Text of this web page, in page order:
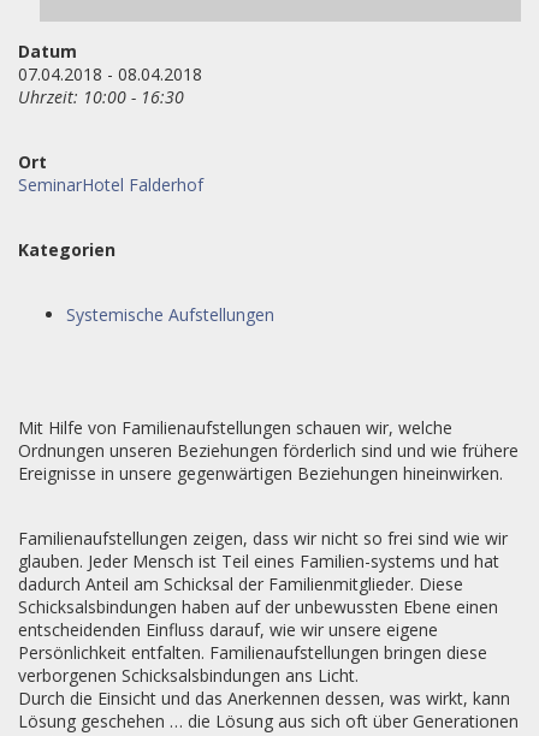
Datum
07.04.2018 - 08.04.2018
Uhrzeit: 10:00 - 16:30
Ort
SeminarHotel Falderhof
Kategorien
Systemische Aufstellungen
Mit Hilfe von Familienaufstellungen schauen wir, welche
Ordnungen unseren Beziehungen förderlich sind und wie frühere
Ereignisse in unsere gegenwärtigen Beziehungen hineinwirken.
Familienaufstellungen zeigen, dass wir nicht so frei sind wie wir
glauben. Jeder Mensch ist Teil eines Familien-systems und hat
dadurch Anteil am Schicksal der Familienmitglieder. Diese
Schicksalsbindungen haben auf der unbewussten Ebene einen
entscheidenden Einfluss darauf, wie wir unsere eigene
Persönlichkeit entfalten. Familienaufstellungen bringen diese
verborgenen Schicksalsbindungen ans Licht.
Durch die Einsicht und das Anerkennen dessen, was wirkt, kann
Lösung geschehen … die Lösung aus sich oft über Generationen